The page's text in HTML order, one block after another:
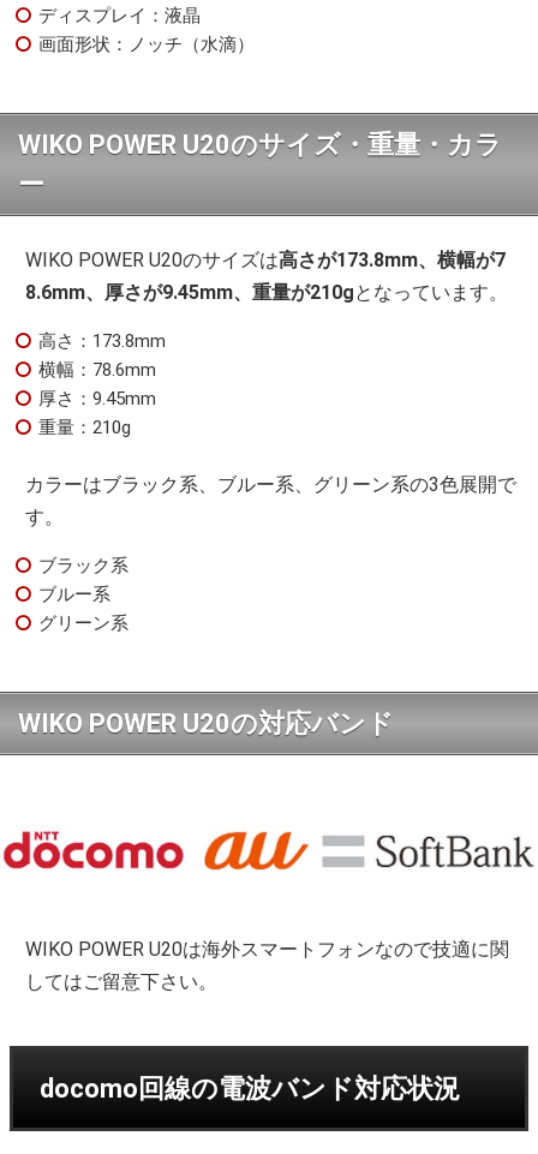
ディスプレイ：液晶
画面形状：ノッチ（水滴）
WIKO POWER U20のサイズ・重量・カラ
ー
WIKO POWER U20のサイズは高さが173.8mm、横幅が7
8.6mm、厚さが9.45mm、重量が210gとなっています。
高さ：173.8mm
横幅：78.6mm
厚さ：9.45mm
重量：210g
カラーはブラック系、ブルー系、グリーン系の3色展開で
す。
ブラック系
ブルー系
グリーン系
WIKO POWER U20の対応バンド
WIKO POWER U20は海外スマートフォンなので技適に関
してはご留意下さい。
docomo回線の電波バンド対応状況